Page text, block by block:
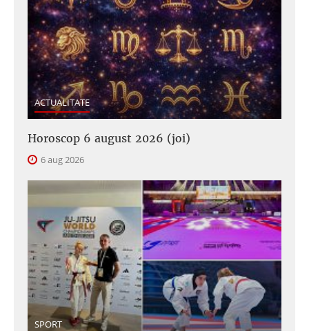
ACTUALITATE
Horoscop 6 august 2026 (joi)
6 aug 2026
SPORT